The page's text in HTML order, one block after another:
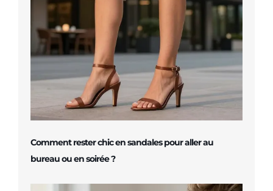
Comment rester chic en sandales pour aller au
bureau ou en soirée ?